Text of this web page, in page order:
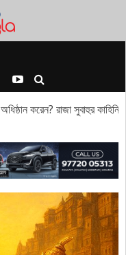
করেন? রাজা সুবাহুর কাহিনি